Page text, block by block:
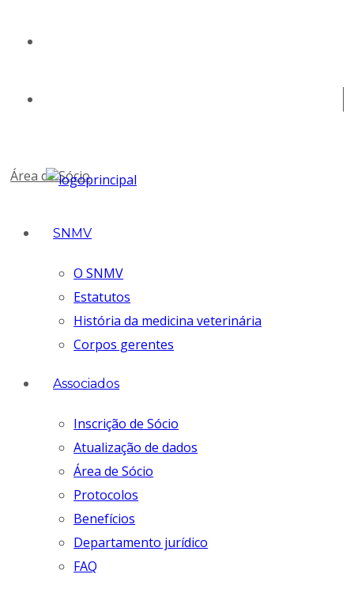
Área de Sócio
SNMV
O SNMV
Estatutos
História da medicina veterinária
Corpos gerentes
Associados
Inscrição de Sócio
Atualização de dados
Área de Sócio
Protocolos
Benefícios
Departamento jurídico
FAQ